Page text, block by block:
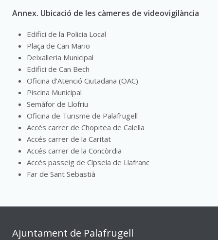
Annex. Ubicació de les càmeres de videovigilància
Edifici de la Policia Local
Plaça de Can Mario
Deixalleria Municipal
Edifici de Can Bech
Oficina d'Atenció Ciutadana (OAC)
Piscina Municipal
Semàfor de Llofriu
Oficina de Turisme de Palafrugell
Accés carrer de Chopitea de Calella
Accés carrer de la Caritat
Accés carrer de la Concòrdia
Accés passeig de Cípsela de Llafranc
Far de Sant Sebastià
Ajuntament de Palafrugell